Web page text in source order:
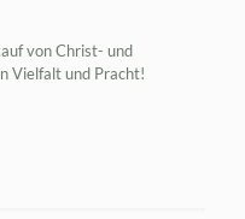
von Christ- und
Vielfalt und Pracht!